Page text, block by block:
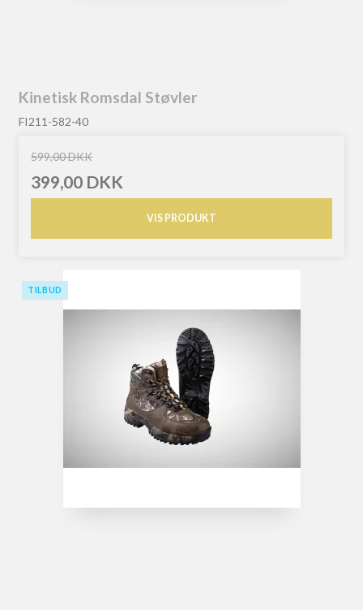
Kinetisk Romsdal Støvler
FI211-582-40
599,00 DKK
399,00 DKK
VIS PRODUKT
TILBUD